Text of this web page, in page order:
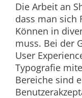
Die Arbeit an
dass man sich
Können in
muss. Bei der
User
Typografie
Bereiche sind